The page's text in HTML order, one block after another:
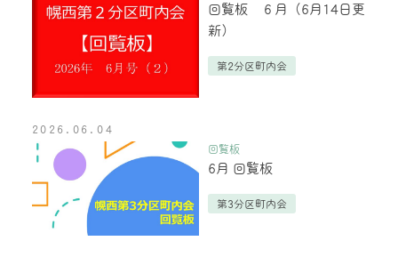
回覧板 ６月（6月14日更
新）
第2分区町内会
2026.06.04
回覧板
6月 回覧板
第3分区町内会